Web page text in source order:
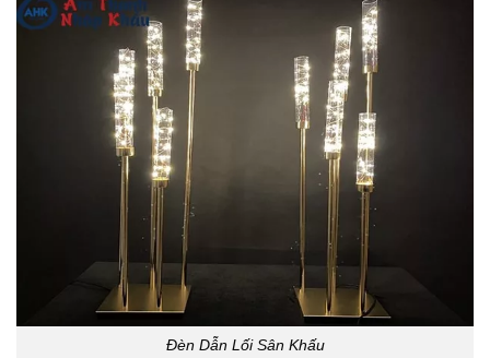
Đèn Dẫn Lối Sân Khấu